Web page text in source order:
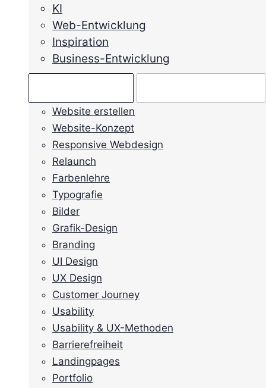
KI
Web-Entwicklung
Inspiration
Business-Entwicklung
Website erstellen
Website-Konzept
Responsive Webdesign
Relaunch
Farbenlehre
Typografie
Bilder
Grafik-Design
Branding
UI Design
UX Design
Customer Journey
Usability
Usability & UX-Methoden
Barrierefreiheit
Landingpages
Portfolio